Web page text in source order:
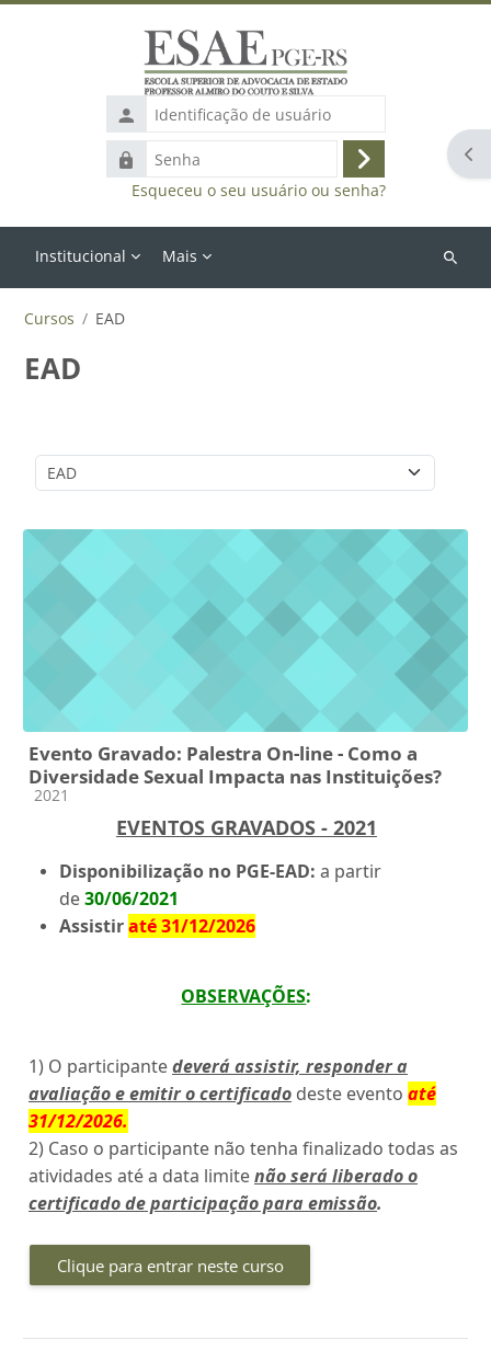
Identificação
de
usuário
Senha
Acessar
Esqueceu o seu usuário ou senha?
Institucional Mais
Buscar
Cursos EAD
EAD
Categorias
Evento Gravado: Palestra On-line - Como a
Diversidade Sexual Impacta nas Instituições?
Categoria do curso
2021
EVENTOS GRAVADOS - 2021
Disponibilização no PGE-EAD: a partir
de30/06/2021
Assistiraté 31/12/2026
OBSERVAÇÕES:
1) O participantedeverá assistir, responder a
avaliação e emitir o certificado deste evento até
31/12/2026.
2) Caso o participante não tenha finalizado todas as
atividades até a data limitenão será liberado o
certificado de participação para emissão.
Clique para entrar neste curso